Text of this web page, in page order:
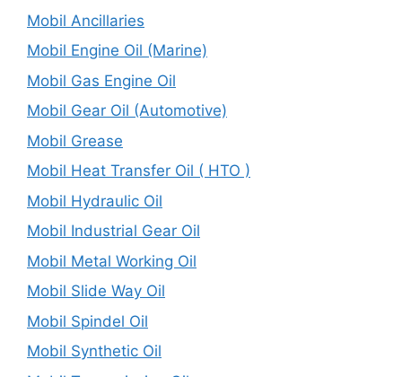
Mobil Ancillaries
Mobil Engine Oil (Marine)
Mobil Gas Engine Oil
Mobil Gear Oil (Automotive)
Mobil Grease
Mobil Heat Transfer Oil ( HTO )
Mobil Hydraulic Oil
Mobil Industrial Gear Oil
Mobil Metal Working Oil
Mobil Slide Way Oil
Mobil Spindel Oil
Mobil Synthetic Oil